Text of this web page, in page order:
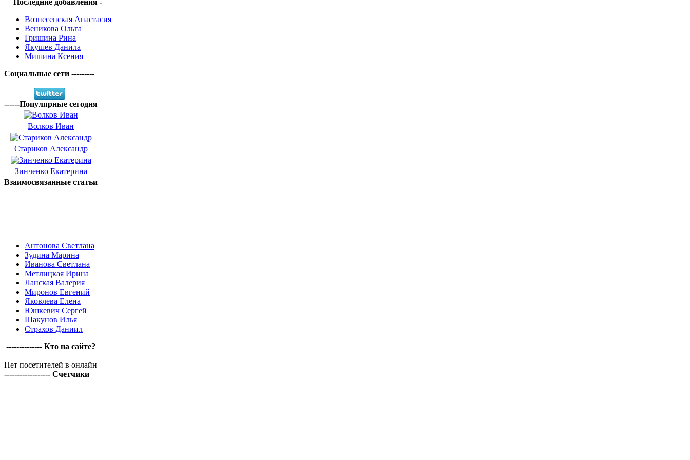
Последние добавления -
Вознесенская Анастасия
Веникова Ольга
Гришина Рина
Якушев Данила
Мишина Ксения
Социальные сети ---------
------Популярные сегодня
Волков Иван
Стариков Александр
Зинченко Екатерина
Взаимосвязанные статьи
Антонова Светлана
Зудина Марина
Иванова Светлана
Метлицкая Ирина
Ланская Валерия
Миронов Евгений
Яковлева Елена
Юшкевич Сергей
Шакунов Илья
Страхов Даниил
-------------- Кто на сайте?
Нет посетителей в онлайн
------------------ Счетчики